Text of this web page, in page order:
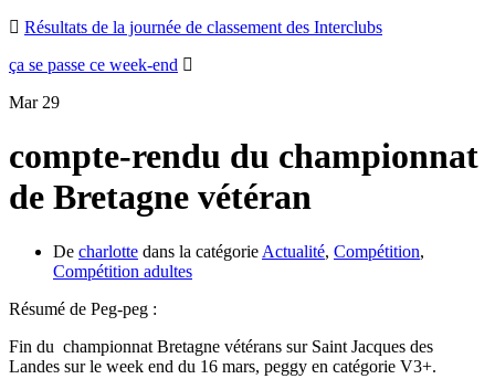
Résultats de la journée de classement des Interclubs
ça se passe ce week-end
Mar 29
compte-rendu du championnat
de Bretagne vétéran
De charlotte dans la catégorie Actualité, Compétition,
Compétition adultes
Résumé de Peg-peg :
Fin du championnat Bretagne vétérans sur Saint Jacques des
Landes sur le week end du 16 mars, peggy en catégorie V3+.